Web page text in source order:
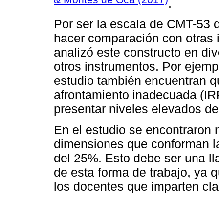
.
Por ser la escala de CMT-53
hacer comparación con
analizó este constructo en
otros instrumentos. Por
estudio también encuentran
afrontamiento inadecuada
presentar niveles elevados
En el estudio se encontraron
dimensiones que conforman
del 25%. Esto debe ser una
de esta forma de trabajo, ya
los docentes que imparten